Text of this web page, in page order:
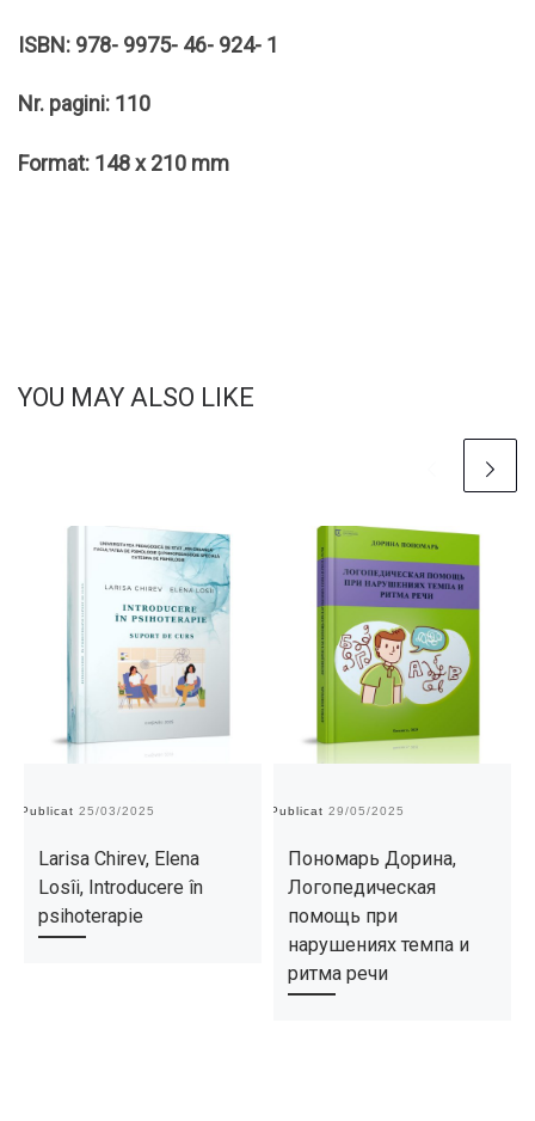
ISBN: 978- 9975- 46- 924- 1
Nr. pagini: 110
Format: 148 x 210 mm
YOU MAY ALSO LIKE
Publicat 25/03/2025
Larisa Chirev, Elena
Losîi, Introducere în
psihoterapie
Publicat 29/05/2025
Пономарь Дорина,
Логопедическая
помощь при
нарушениях темпа и
ритма речи